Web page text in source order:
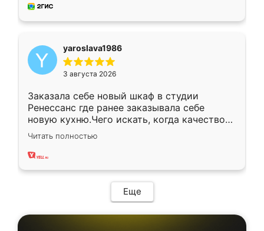
мебель за качественную работу!
yaroslava1986
3 августа 2026
Заказала себе новый шкаф в студии
Ренессанс где ранее заказывала себе
новую кухню.Чего искать, когда качеством
вполне довольна. Служит кухня уже почти
два года, нареканий нет.
Читать полностью
Еще